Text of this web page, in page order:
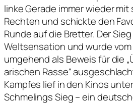
linke Gerade immer wieder
Rechten und schickte den
Runde auf die Bretter. Der
Weltsensation und wurde vom
umgehend als Beweis für die
arischen Rasse“
Kampfes lief in den Kinos
Schmelings Sieg – ein